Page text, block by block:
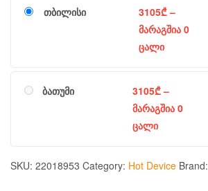
თბილისი 3105₾–
მარაგშია 0
ცალი
ბათუმი 3105₾–
მარაგშია 0
ცალი
SKU: 22018953 Category: Hot Device Brand: